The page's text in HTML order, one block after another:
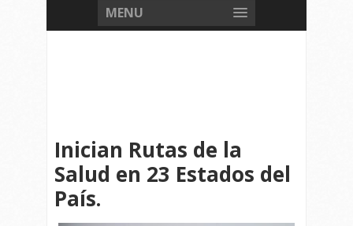
MENU
Inician Rutas de la
Salud en 23 Estados del
País.